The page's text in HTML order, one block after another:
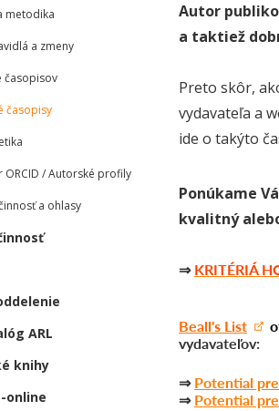
metodika
a zmeny
časopisov
časopisy
ORCID / Autorské profily
a ohlasy
ARL
knihy
online
Autor
a taktiež
Preto skôr,
vydavateľa a
ide o takýto
Ponúkame
kvalitný
⇒ KRITÉRIÁ
Beall's List
vydavateľov:
⇒Potential
⇒Potential